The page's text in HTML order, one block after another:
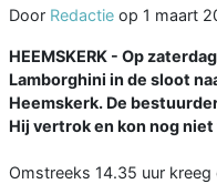
Door Redactie op 1 maart
HEEMSKERK - Op
Lamborghini in de sloot
Heemskerk. De
Hij vertrok en kon nog
Omstreeks 14.35 uur